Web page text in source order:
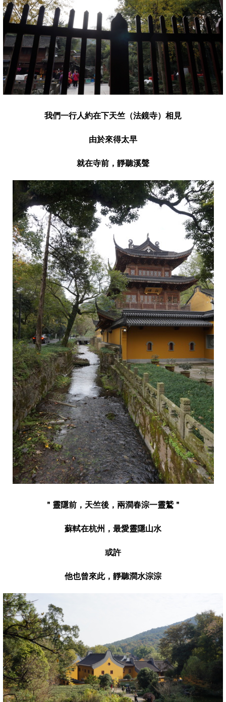
我們一行人約在下天竺（法鏡寺）相見
由於來得太早
就在寺前，靜聽溪聲
＂靈隱前，天竺後，兩澗春淙一靈鷲＂
蘇軾在杭州，最愛靈隱山水
或許
他也曾來此，靜聽澗水淙淙